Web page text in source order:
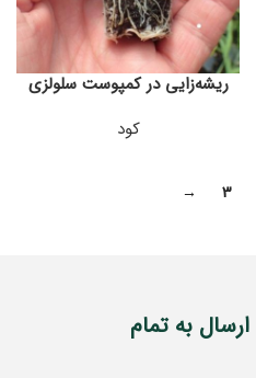
ریشه‌زایی در کمپوست سلولزی
کود
3
→
به تمام